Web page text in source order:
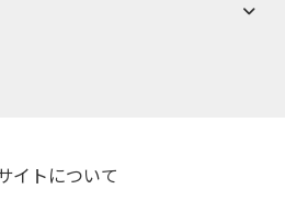
イトについて